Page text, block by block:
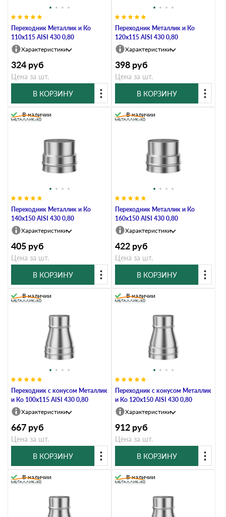
Переходник Металлик и Ко
110х115 AISI 430 0,80
Характеристики
324 руб
Цена за шт.
В КОРЗИНУ
Переходник Металлик и Ко
120х115 AISI 430 0,80
Характеристики
398 руб
Цена за шт.
В КОРЗИНУ
Переходник Металлик и Ко
140х150 AISI 430 0,80
В наличии
Характеристики
405 руб
Цена за шт.
В КОРЗИНУ
Переходник Металлик и Ко
160х150 AISI 430 0,80
В наличии
Характеристики
422 руб
Цена за шт.
В КОРЗИНУ
Переходник с конусом Металлик
и Ко 100х115 AISI 430 0,80
В наличии
Характеристики
667 руб
Цена за шт.
В КОРЗИНУ
Переходник с конусом Металлик
и Ко 120х150 AISI 430 0,80
В наличии
Характеристики
912 руб
Цена за шт.
В КОРЗИНУ
В наличии В наличии